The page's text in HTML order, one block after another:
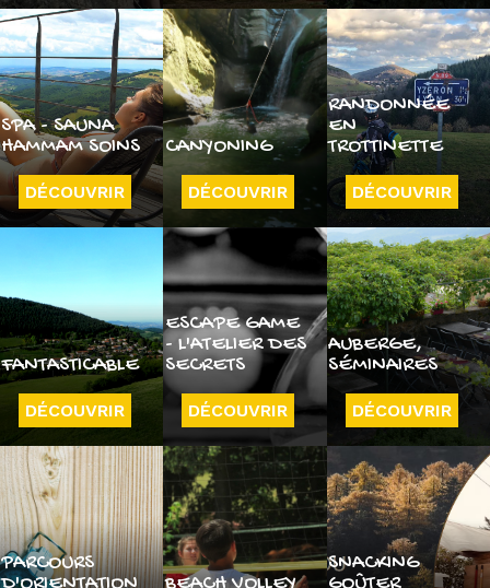
SPA - SAUNA
HAMMAM SOINS
DÉCOUVRIR
CANYONING
DÉCOUVRIR
RANDONNÉE
EN
TROTTINETTE
DÉCOUVRIR
FANTASTICABLE
DÉCOUVRIR
ESCAPE GAME
- L'ATELIER DES
SECRETS
DÉCOUVRIR
AUBERGE,
SÉMINAIRES
DÉCOUVRIR
PARCOURS
SNACKING